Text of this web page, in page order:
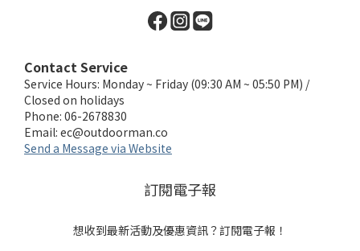
Contact Service
Service Hours: Monday ~ Friday (09:30 AM ~ 05:50 PM) /
Closed on holidays
Phone: 06-2678830
Email: ec@outdoorman.co
Send a Message via Website
訂閱電子報
想收到最新活動及優惠資訊？訂閱電子報！